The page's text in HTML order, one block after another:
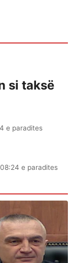
si taksë
e paradites
e paradites